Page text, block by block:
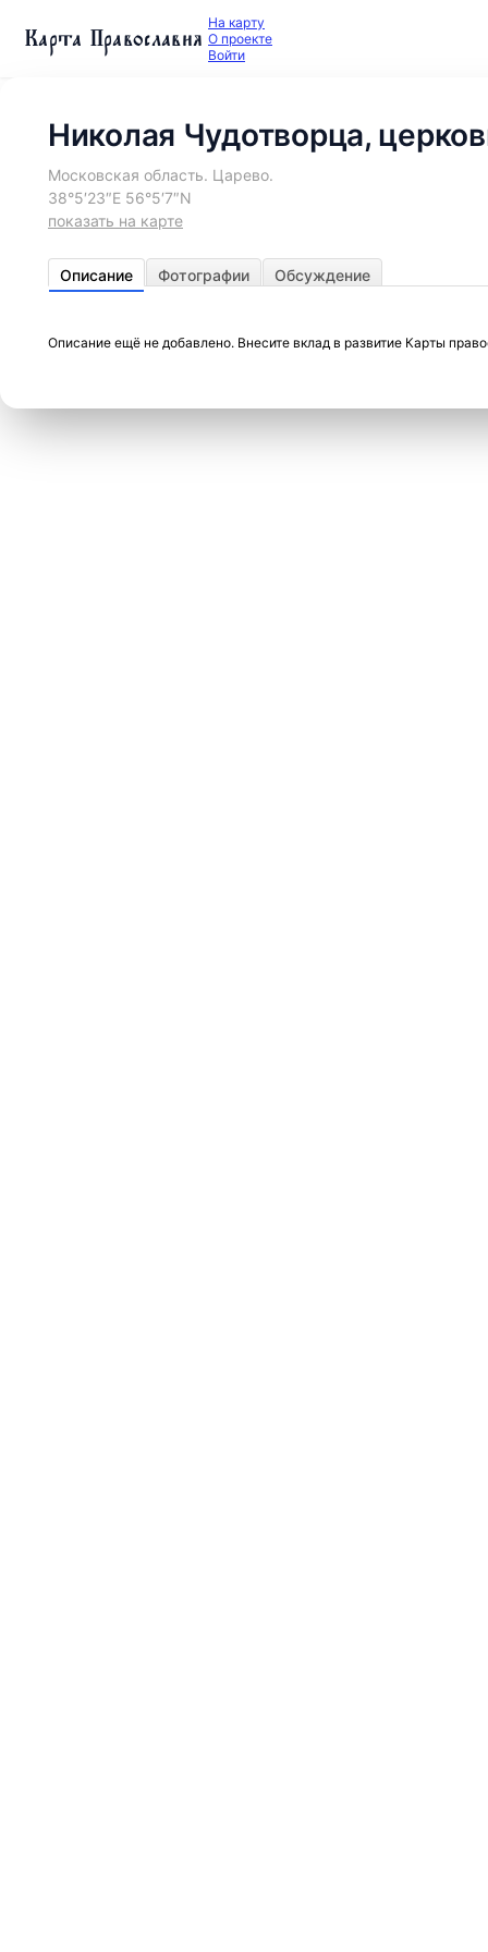
Карта Православия На карту
О проекте
Войти
Николая Чудотворца,
Московская область. Царево.
38°5′23″E 56°5′7″N
показать на карте
Описание Фотографии Обсуждение
Описание ещё не добавлено. Внесите вклад в развитие Карты